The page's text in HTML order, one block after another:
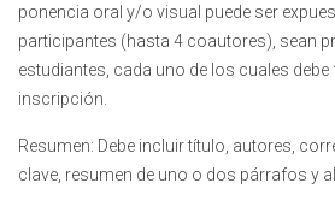
ponencia oral y/o visual puede ser
participantes (hasta 4 coautores), sean
estudiantes, cada uno de los cuales
inscripción.
Resumen: Debe incluir título, autores,
clave, resumen de uno o dos párrafos y